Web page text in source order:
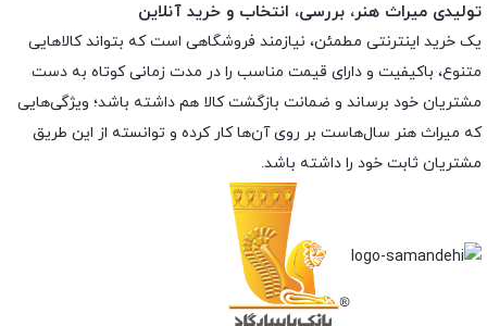
تولیدی میراث هنر، بررسی، انتخاب و خرید آنلاین
یک خرید اینترنتی مطمئن، نیازمند فروشگاهی است که بتواند کالاهایی
متنوع، باکیفیت و دارای قیمت مناسب را در مدت زمانی کوتاه به دست
مشتریان خود برساند و ضمانت بازگشت کالا هم داشته باشد؛ ویژگی‌هایی
که میراث هنر سال‌هاست بر روی آن‌ها کار کرده و توانسته از این طریق
مشتریان ثابت خود را داشته باشد.